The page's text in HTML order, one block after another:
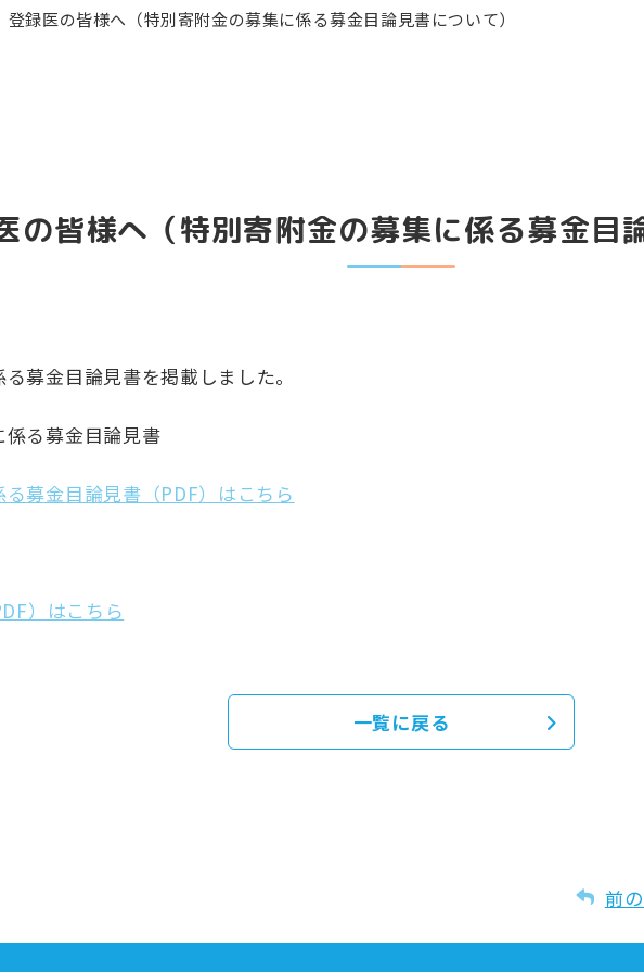
登録医の皆様へ（特別寄附金の募集に係る募金目論見書について）
の皆様へ（特別寄附金の募集に係る募金目
募金目論見書を掲載しました。
る募金目論見書
募金目論見書（PDF）はこちら
）はこちら
一覧に戻る
前